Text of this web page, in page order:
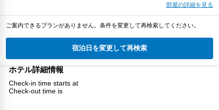
部屋の詳細を見る
ご案内できるプランがありません。条件を変更して再検索してください。
宿泊日を変更して再検索
ホテル詳細情報
Check-in time starts at
Check-out time is